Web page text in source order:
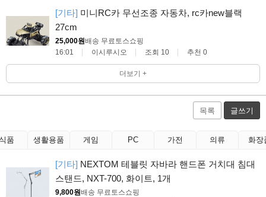
[기타] 미니RC카 무선조종 자동차, rc카new블랙
27cm
25,000원배송 무료 토스쇼핑
16:01
이시루시오 조회 10 추천 0
더보기 +
목록 글쓰기
품 생활용품 게임 PC 가전 의류 화장
[기타] NEXTOM 테블릿 자바라 핸드폰 거치대 침대
스탠드, NXT-700, 화이트, 1개
9,800원배송 무료 토스쇼핑